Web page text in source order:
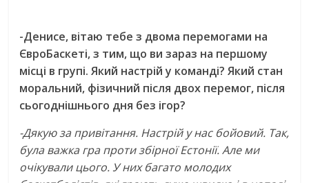
-Денисе, вітаю тебе з двома перемогами на
ЄвроБаскеті, з тим, що ви зараз на першому
місці в групі. Який настрій у команді? Який стан
моральний, фізичний після двох перемог, після
сьогоднішнього дня без ігор?
-Дякую за привітання. Настрій у нас бойовий. Так,
була важка гра проти збірної Естонії. Але ми
очікували цього. У них багато молодих